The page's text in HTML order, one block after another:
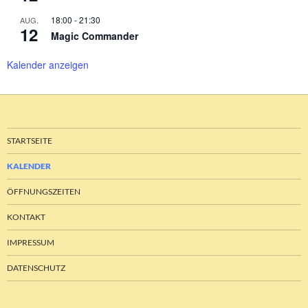
AUG.
12
18:00 -21:30
Magic Commander
Kalender anzeigen
STARTSEITE
KALENDER
ÖFFNUNGSZEITEN
KONTAKT
IMPRESSUM
DATENSCHUTZ